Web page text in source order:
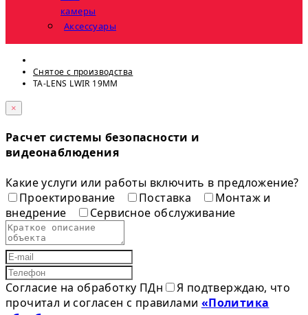
камеры
Аксессуары
Снятое с прoизвoдства
TA-LENS LWIR 19MM
×
Расчет системы безопасности и
видеонаблюдения
Какие услуги или работы включить в предложение?
Проектирование
Поставка
Монтаж и
внедрение
Сервисное обслуживание
Согласие на обработку ПДн
Я подтверждаю, что
прочитал и согласен с правилами «Политика